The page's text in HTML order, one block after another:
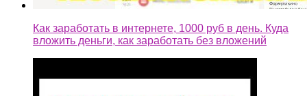
Как заработать в интернете, 1000 руб в день. Куда
вложить деньги, как заработать без вложений